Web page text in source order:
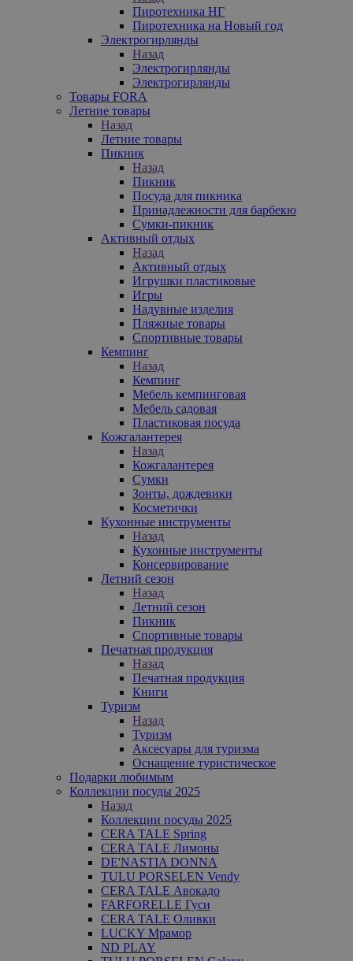
Пиротехника НГ
Пиротехника на Новый год
Электрогирлянды
Назад
Электрогирлянды
Электрогирлянды
Товары FORA
Летние товары
Назад
Летние товары
Пикник
Назад
Пикник
Посуда для пикника
Принадлежности для барбекю
Сумки-пикник
Активный отдых
Назад
Активный отдых
Игрушки пластиковые
Игры
Надувные изделия
Пляжные товары
Спортивные товары
Кемпинг
Назад
Кемпинг
Мебель кемпинговая
Мебель садовая
Пластиковая посуда
Кожгалантерея
Назад
Кожгалантерея
Сумки
Зонты, дождевики
Косметички
Кухонные инструменты
Назад
Кухонные инструменты
Консервирование
Летний сезон
Назад
Летний сезон
Пикник
Спортивные товары
Печатная продукция
Назад
Печатная продукция
Книги
Туризм
Назад
Туризм
Аксесуары для туризма
Оснащение туристическое
Подарки любимым
Коллекции посуды 2025
Назад
Коллекции посуды 2025
CERA TALE Spring
CERA TALE Лимоны
DE'NASTIA DONNA
TULU PORSELEN Vendy
CERA TALE Авокадо
FARFORELLE Гуси
CERA TALE Оливки
LUCKY Мрамор
ND PLAY